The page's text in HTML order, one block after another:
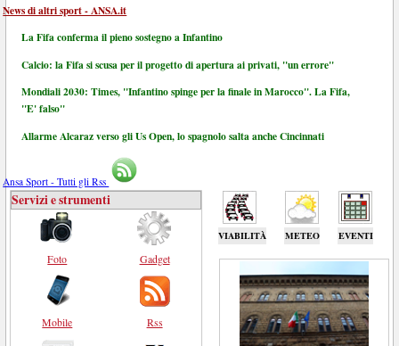
News di altri sport - ANSA.it
La Fifa conferma il pieno sostegno a Infantino
Calcio: la Fifa si scusa per il progetto di apertura ai privati, "un errore"
Mondiali 2030: Times, "Infantino spinge per la finale in Marocco". La Fifa,
"E' falso"
Allarme Alcaraz verso gli Us Open, lo spagnolo salta anche Cincinnati
Ansa Sport - Tutti gli Rss
VIABILITÀ METEO EVENTI
Servizi e strumenti
Foto
Mobile
Gadget
Rss